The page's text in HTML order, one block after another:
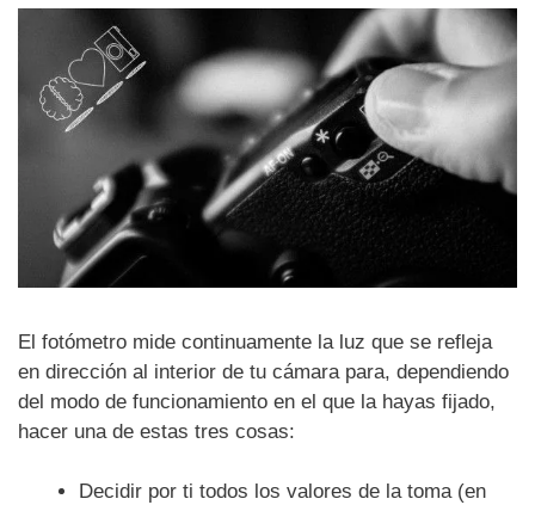
El fotómetro mide continuamente la luz que se refleja
en dirección al interior de tu cámara para, dependiendo
del modo de funcionamiento en el que la hayas fijado,
hacer una de estas tres cosas:
Decidir por ti todos los valores de la toma (en